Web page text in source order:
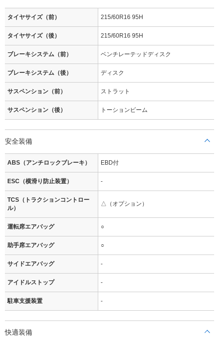
タイヤサイズ（前） 215/60R16 95H
タイヤサイズ（後） 215/60R16 95H
ブレーキシステム（前） ベンチレーテッドディスク
ブレーキシステム（後） ディスク
サスペンション（前） ストラット
サスペンション（後） トーションビーム
安全装備
ABS（アンチロックブレーキ） EBD付
ESC（横滑り防止装置） -
TCS（トラクションコントロー
ル）
△（オプション）
運転席エアバッグ ○
助手席エアバッグ ○
サイドエアバッグ -
アイドルストップ -
駐車支援装置 -
快適装備